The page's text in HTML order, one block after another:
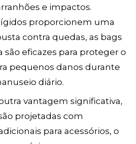
e impactos.
proporcionem uma
contra quedas, as bags
são eficazes para proteger o
pequenos danos durante
diário.
vantagem significativa,
projetadas com
para acessórios, o